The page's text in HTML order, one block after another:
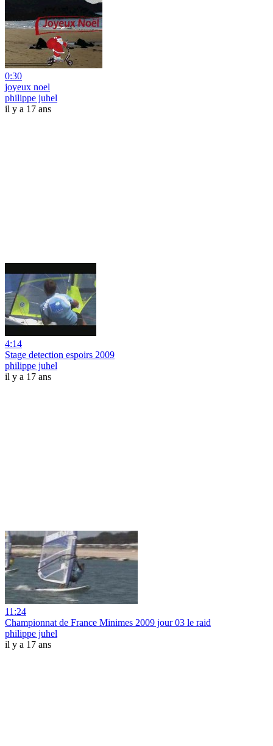
0:30
joyeux noel
philippe juhel
il y a 17 ans
4:14
Stage detection espoirs 2009
philippe juhel
il y a 17 ans
11:24
Championnat de France Minimes 2009 jour 03 le raid
philippe juhel
il y a 17 ans